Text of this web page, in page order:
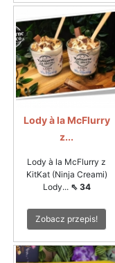
Lody à la McFlurry
z...
Lody à la McFlurry z
KitKat (Ninja Creami)
Lody... ⇖ 34
Zobacz przepis!